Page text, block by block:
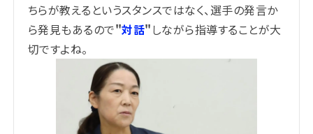
ちらが教えるというスタンスではなく、選手の発言か
ら発見もあるので"対話" しながら指導することが大
切ですよね。